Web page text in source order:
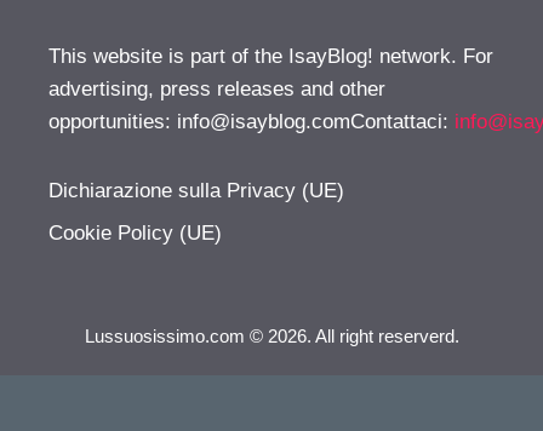
This website is part of the IsayBlog! network. For
advertising, press releases and other
opportunities: info@isayblog.comContattaci:
Dichiarazione sulla Privacy (UE)
Cookie Policy (UE)
Lussuosissimo.com © 2026. All right reserverd.